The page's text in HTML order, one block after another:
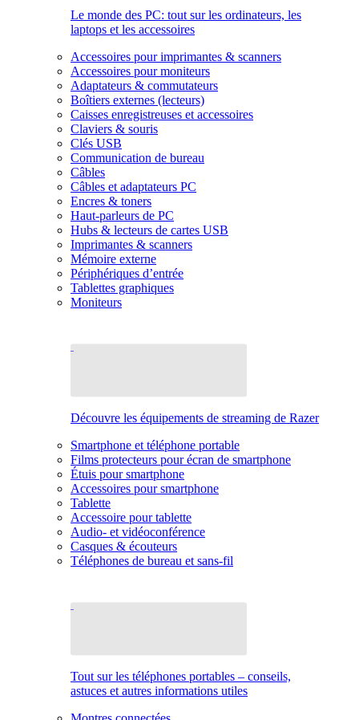
Le monde des PC: tout sur les ordinateurs, les
laptops et les accessoires
Accessoires pour imprimantes & scanners
Accessoires pour moniteurs
Adaptateurs & commutateurs
Boîtiers externes (lecteurs)
Caisses enregistreuses et accessoires
Claviers & souris
Clés USB
Communication de bureau
Câbles
Câbles et adaptateurs PC
Encres & toners
Haut-parleurs de PC
Hubs & lecteurs de cartes USB
Imprimantes & scanners
Mémoire externe
Périphériques d’entrée
Tablettes graphiques
Moniteurs
Découvre les équipements de streaming de Razer
Smartphone et téléphone portable
Films protecteurs pour écran de smartphone
Étuis pour smartphone
Accessoires pour smartphone
Tablette
Accessoire pour tablette
Audio- et vidéoconférence
Casques & écouteurs
Téléphones de bureau et sans-fil
Tout sur les téléphones portables – conseils,
astuces et autres informations utiles